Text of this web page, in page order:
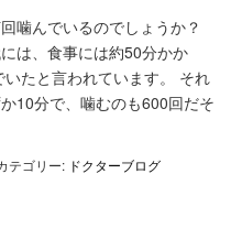
噛んでいるのでしょうか？
は、食事には約50分かか
たと言われています。 それ
10分で、噛むのも600回だそ
テゴリー: ドクターブログ